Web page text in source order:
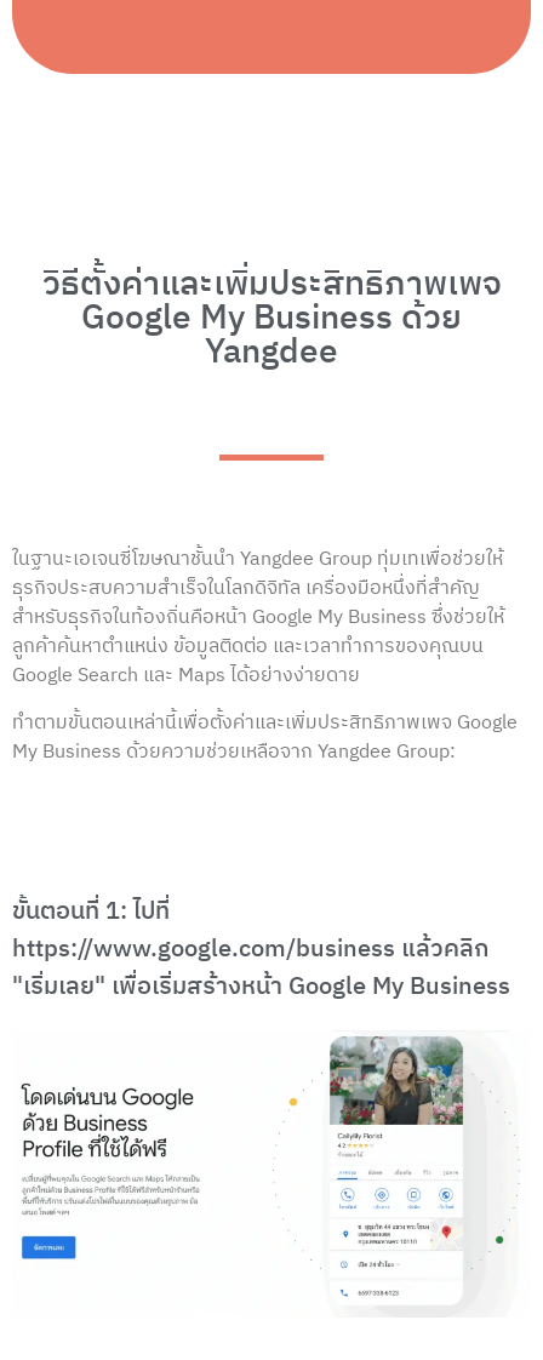
วิธีตั้งค่าและเพิ่มประสิทธิภาพเพจ
Google My Business ด้วย
Yangdee
ในฐานะเอเจนซี่โฆษณาชั้นนำ Yangdee Group ทุ่มเทเพื่อช่วยให้
ธุรกิจประสบความสำเร็จในโลกดิจิทัล เครื่องมือหนึ่งที่สำคัญ
สำหรับธุรกิจในท้องถิ่นคือหน้า Google My Business ซึ่งช่วยให้
ลูกค้าค้นหาตำแหน่ง ข้อมูลติดต่อ และเวลาทำการของคุณบน
Google Search และ Maps ได้อย่างง่ายดาย
ทำตามขั้นตอนเหล่านี้เพื่อตั้งค่าและเพิ่มประสิทธิภาพเพจ Google
My Business ด้วยความช่วยเหลือจาก Yangdee Group:
ขั้นตอนที่ 1: ไปที่
https://www.google.com/business แล้วคลิก
"เริ่มเลย" เพื่อเริ่มสร้างหน้า Google My Business